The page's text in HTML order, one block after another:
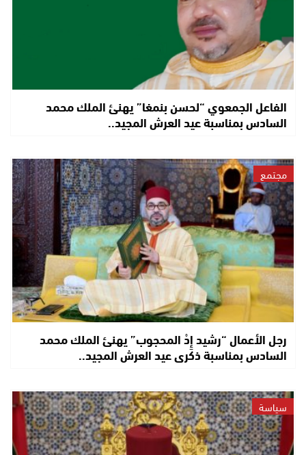
الفاعل الجمعوي “لحسن بنمغا” يهنئ الملك محمد
السادس بمناسبة عيد العرش المجيد..
مجتمع
رجل الأعمال “رشيد إِدْ المحجوب” يهنئ الملك محمد
السادس بمناسبة ذكرى عيد العرش المجيد..
سياسة